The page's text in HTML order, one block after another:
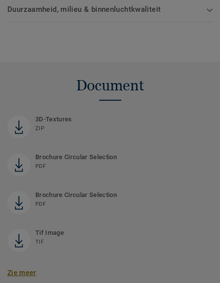
Duurzaamheid, milieu & binnenluchtkwaliteit
Document
3D-Textures
ZIP
Brochure Circular Selection
PDF
Brochure Circular Selection
PDF
Tif Image
TIF
Zie meer